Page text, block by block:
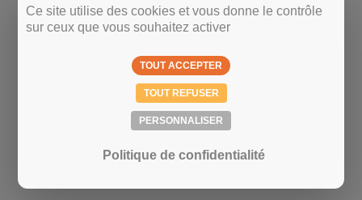
Ce site utilise des cookies et vous donne le contrôle
sur ceux que vous souhaitez activer
TOUT ACCEPTER
TOUT REFUSER
PERSONNALISER
Politique de confidentialité